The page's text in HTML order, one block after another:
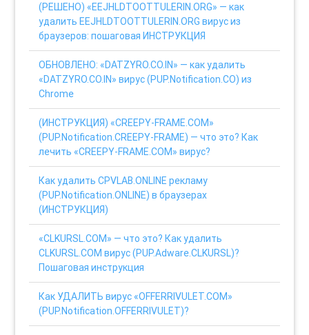
(РЕШЕНО) «EEJHLDTOOTTULERIN.ORG» — как
удалить EEJHLDTOOTTULERIN.ORG вирус из
браузеров: пошаговая ИНСТРУКЦИЯ
ОБНОВЛЕНО: «DATZYRO.CO.IN» — как удалить
«DATZYRO.CO.IN» вирус (PUP.Notification.CO) из
Chrome
(ИНСТРУКЦИЯ) «CREEPY-FRAME.COM»
(PUP.Notification.CREEPY-FRAME) — что это? Как
лечить «CREEPY-FRAME.COM» вирус?
Как удалить CPVLAB.ONLINE рекламу
(PUP.Notification.ONLINE) в браузерах
(ИНСТРУКЦИЯ)
«CLKURSL.COM» — что это? Как удалить
CLKURSL.COM вирус (PUP.Adware.CLKURSL)?
Пошаговая инструкция
Как УДАЛИТЬ вирус «OFFERRIVULET.COM»
(PUP.Notification.OFFERRIVULET)?